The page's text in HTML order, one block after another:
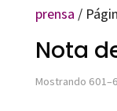
prensa /
Nota
Mostrando